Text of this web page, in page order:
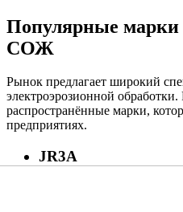
Популярные марки
СОЖ
Рынок предлагает широкий
электроэрозионной обработки.
распространённые марки,
предприятиях.
JR3A